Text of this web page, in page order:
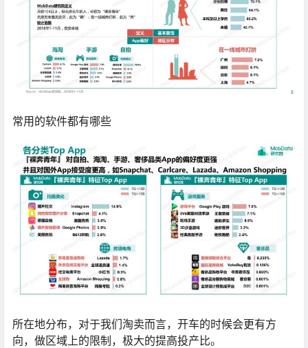
常用的软件都有哪些
所在地分布，对于我们淘卖而言，开车的时候会更有方
向，做区域上的限制，极大的提高投产比。